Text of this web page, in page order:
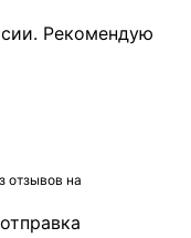
Рекомендую
отзывов на